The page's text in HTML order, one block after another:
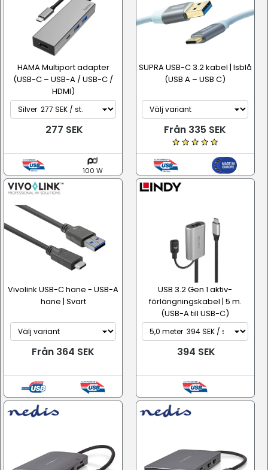
HAMA Multiport adapter
(USB-C – USB-A / USB-C /
HDMI)
277 SEK
100 W
SUPRA USB-C 3.2 kabel | Isblå
(USB A – USB C)
Från 335 SEK
Vivolink USB-C hane - USB-A
hane | Svart
Från 364 SEK
USB 3.2 Gen 1 aktiv-
förlängningskabel | 5 m.
(USB-A till USB-C)
394 SEK